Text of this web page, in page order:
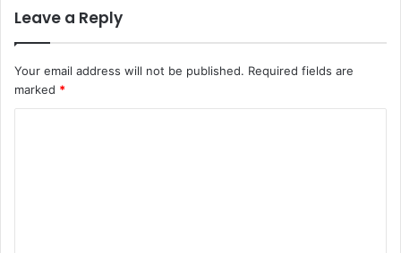
Leave a Reply
Your email address will not be published. Required fields are
marked *